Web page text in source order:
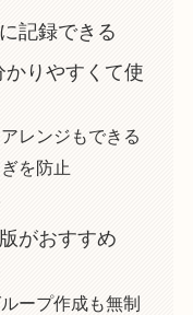
記録できる
りやすくて使
レンジもできる
を防止
がおすすめ
ープ作成も無制